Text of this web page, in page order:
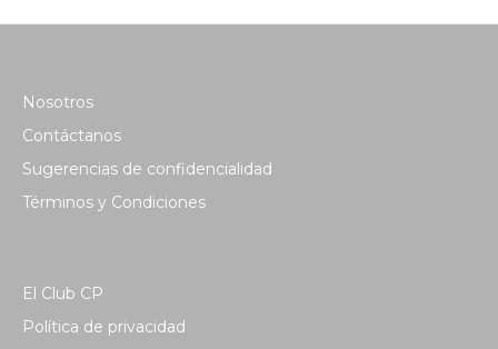
Nosotros
Contáctanos
Sugerencias de confidencialidad
Términos y Condiciones
El Club CP
Política de privacidad